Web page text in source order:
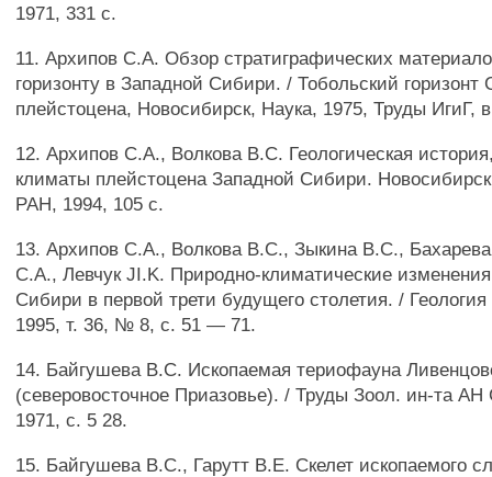
1971, 331 с.
11. Архипов С.А. Обзор стратиграфических
горизонту в Западной Сибири. / Тобольский горизонт
плейстоцена, Новосибирск, Наука, 1975, Труды ИгиГ,
12. Архипов С.А., Волкова B.C. Геологическая
климаты плейстоцена Западной Сибири.
РАН, 1994, 105 с.
13. Архипов С.А., Волкова B.C., Зыкина B.C.,
С.А., Левчук JI.K. Природно-климатические
Сибири в первой трети будущего столетия. /
1995, т. 36, № 8, с. 51 — 71.
14. Байгушева B.C. Ископаемая териофауна
(северовосточное Приазовье). / Труды Зоол. ин-та
1971, с. 5 28.
15. Байгушева B.C., Гарутт В.Е. Скелет ископаемого